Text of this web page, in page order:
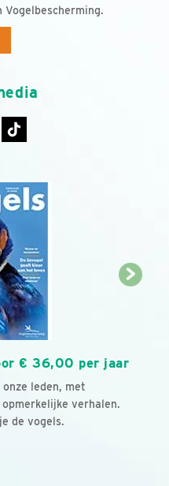
€ 36,00 per jaar
leden, met
verhalen.
de vogels.